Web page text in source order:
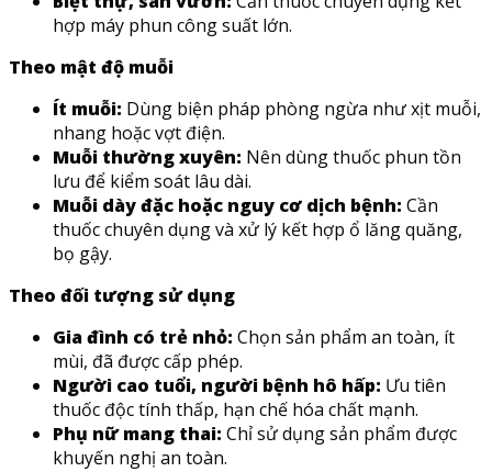
hợp máy phun công suất lớn.
Theo mật độ muỗi
Ít muỗi: Dùng biện pháp phòng ngừa như xịt muỗi,
nhang hoặc vợt điện.
Muỗi thường xuyên: Nên dùng thuốc phun tồn
lưu để kiểm soát lâu dài.
Muỗi dày đặc hoặc nguy cơ dịch bệnh: Cần
thuốc chuyên dụng và xử lý kết hợp ổ lăng quăng,
bọ gậy.
Theo đối tượng sử dụng
Gia đình có trẻ nhỏ: Chọn sản phẩm an toàn, ít
mùi, đã được cấp phép.
Người cao tuổi, người bệnh hô hấp: Ưu tiên
thuốc độc tính thấp, hạn chế hóa chất mạnh.
Phụ nữ mang thai: Chỉ sử dụng sản phẩm được
khuyến nghị an toàn.